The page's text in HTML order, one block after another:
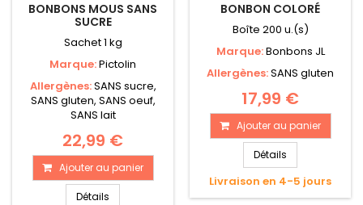
BONBONS MOUS SANS
SUCRE
Sachet 1 kg
Marque:Pictolin
Allergènes:SANS sucre,
SANS gluten, SANS oeuf,
SANS lait
22,99 €
Ajouter au panier
Détails
BONBON COLORÉ
Boîte 200 u.(s)
Marque:Bonbons JL
Allergènes:SANS gluten
17,99 €
Ajouter au panier
Détails
Livraison en 4-5 jours